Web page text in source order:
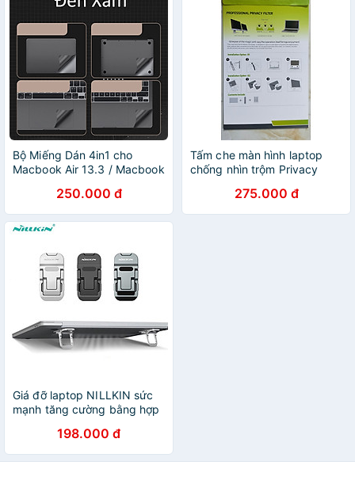
Bộ Miếng Dán 4in1 cho
Macbook Air 13.3 / Macbook
Macbook Pro 14 , 16 inch /
Macbook Air 13 , 15 inch -
Hàng Chính Hãng
250.000 đ
Tấm che màn hình laptop
chống nhìn trộm Privacy
275.000 đ
Giá đỡ laptop NILLKIN sức
mạnh tăng cường bằng hợp
với kích thước 14-17 inch -
Hàng Chính Hãng
198.000 đ